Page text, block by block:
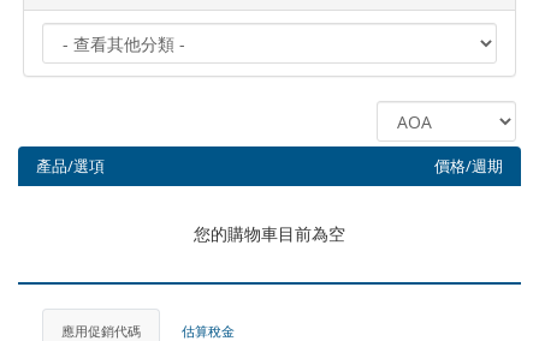
產品/選項 價格/週期
您的購物車目前為空
應用促銷代碼 估算稅金